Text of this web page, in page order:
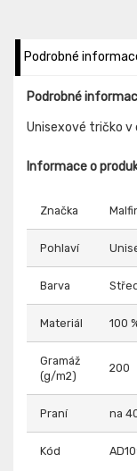
Podrobné
Podrobné
Unisexové tričko v
Informace o
Značka
Pohlaví
Barva
Materiál 100
Gramáž
(g/m2)
200
Praní na
Kód